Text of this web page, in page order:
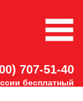
707-51-40
бесплатный